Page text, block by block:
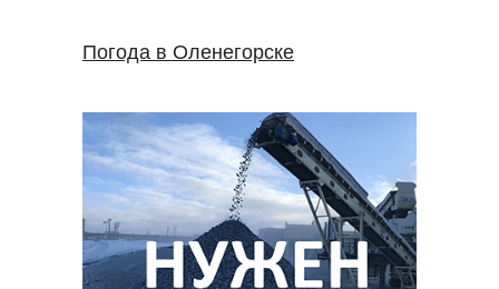
Погода в Оленегорске